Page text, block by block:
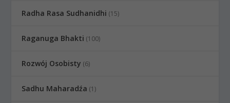
Radha Rasa Sudhanidhi (15)
Raganuga Bhakti (100)
Rozwój Osobisty (6)
Sadhu Maharadźa (1)